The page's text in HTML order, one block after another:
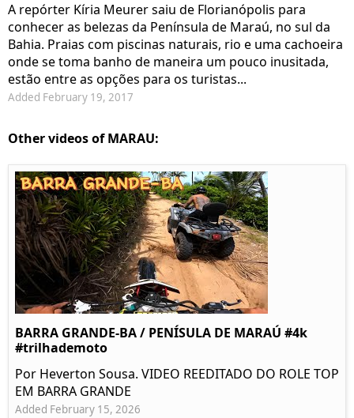
A repórter Kíria Meurer saiu de Florianópolis para
conhecer as belezas da Península de Maraú, no sul da
Bahia. Praias com piscinas naturais, rio e uma cachoeira
onde se toma banho de maneira um pouco inusitada,
estão entre as opções para os turistas...
Added February 19, 2017
Other videos of MARAU:
BARRA GRANDE-BA / PENÍSULA DE MARAÚ #4k
#trilhademoto
Por Heverton Sousa. VIDEO REEDITADO DO ROLE TOP
EM BARRA GRANDE
Added February 15, 2026